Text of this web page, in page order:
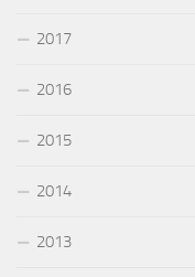
2017
2016
2015
2014
2013